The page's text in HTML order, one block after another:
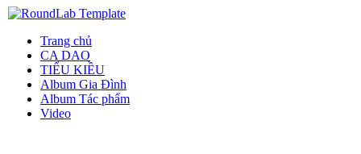
Trang chủ
CA DAO
TIỂU KIỀU
Album Gia Đình
Album Tác phẩm
Video